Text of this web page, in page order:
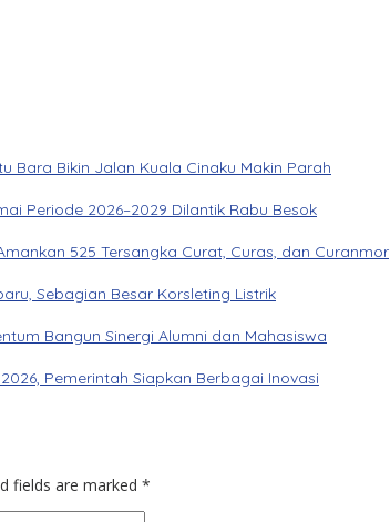
Bara Bikin Jalan Kuala Cinaku Makin Parah
Periode 2026–2029 Dilantik Rabu Besok
525 Tersangka Curat, Curas, dan Curanmor
Sebagian Besar Korsleting Listrik
Bangun Sinergi Alumni dan Mahasiswa
Pemerintah Siapkan Berbagai Inovasi
fields are marked *